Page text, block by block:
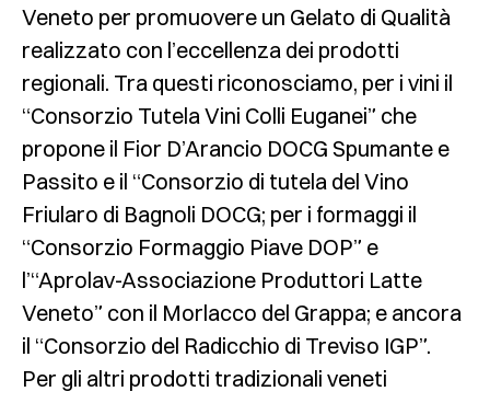
Veneto per promuovere un Gelato di Qualità
realizzato con l’eccellenza dei prodotti
regionali. Tra questi riconosciamo, per i vini il
“Consorzio Tutela Vini Colli Euganei” che
propone il Fior D’Arancio DOCG Spumante e
Passito e il “Consorzio di tutela del Vino
Friularo di Bagnoli DOCG; per i formaggi il
“Consorzio Formaggio Piave DOP” e
l’“Aprolav-Associazione Produttori Latte
Veneto” con il Morlacco del Grappa; e ancora
il “Consorzio del Radicchio di Treviso IGP”.
Per gli altri prodotti tradizionali veneti